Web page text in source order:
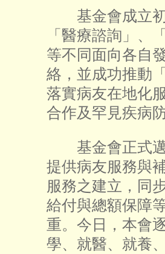
基金會成立初
「醫療諮詢」、
等不同面向各自
絡，並成功推動
落實病友在地化
合作及罕見疾病
基金會正式邁
提供病友服務與
服務之建立，同
給付與總額保障
重。今日，本會
學、就醫、就養